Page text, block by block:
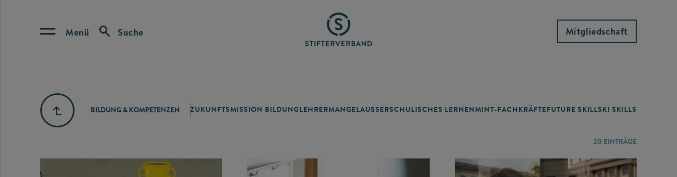
Menü Suche Mitgliedschaft
BILDUNG & KOMPETENZEN ZUKUNFTSMISSION BILDUNGLEHRERMANGELAUSSERSCHULISCHES LERNEN MINT-FACHKRÄFTEFUTURE SKILLSKI SKILLS
20 EINTRÄGE